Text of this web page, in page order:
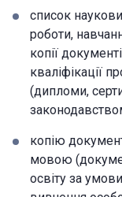
список
роботи,
копії
кваліфікації
(дипломи,
копію
мовою
освіту за